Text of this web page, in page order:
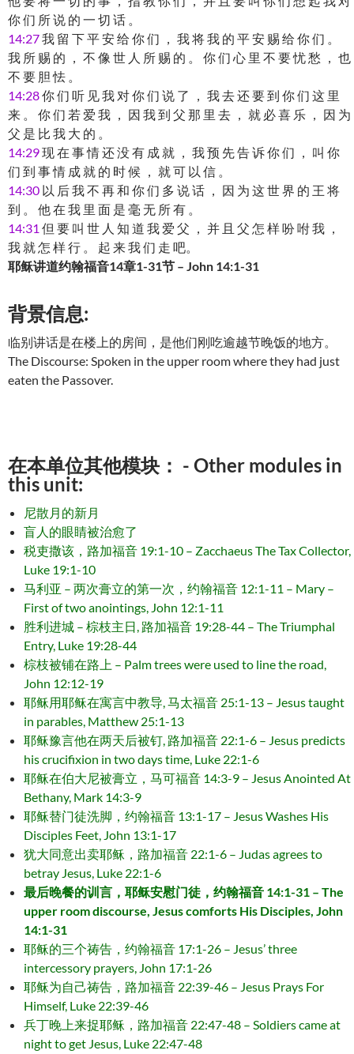
你 们 所 说 的 一 切 话 。
14:27我 留 下 平 安 给 你 们 ， 我 将 我 的 平 安 赐 给 你 们 。
我 所 赐 的 ， 不 像 世 人 所 赐 的 。 你 们 心 里 不 要 忧 愁 ， 也
不 要 胆 怯 。
14:28你 们 听 见 我 对 你 们 说 了 ， 我 去 还 要 到 你 们 这 里
来 。 你 们 若 爱 我 ， 因 我 到 父 那 里 去 ， 就 必 喜 乐 ， 因 为
父 是 比 我 大 的 。
14:29现 在 事 情 还 没 有 成 就 ， 我 预 先 告 诉 你 们 ， 叫 你
们 到 事 情 成 就 的 时 候 ， 就 可 以 信 。
14:30 以 后 我 不 再 和 你 们 多 说 话 ， 因 为 这 世 界 的 王 将
到 。 他 在 我 里 面 是 毫 无 所 有 。
14:31 但 要 叫 世 人 知 道 我 爱 父 ， 并 且 父 怎 样 吩 咐 我 ，
我 就 怎 样 行 。 起 来 我 们 走 吧。
耶稣讲道约翰福音14章1-31节 – John 14:1-31
背景信息:
临别讲话是在楼上的房间，是他们刚吃逾越节晚饭的地方。
The Discourse: Spoken in the upper room where they had just
eaten the Passover.
在本单位其他模块： - Other modules in
this unit:
尼散月的新月
盲人的眼睛被治愈了
税吏撒该，路加福音 19:1-10 – Zacchaeus The Tax Collector,
Luke 19:1-10
马利亚 – 两次膏立的第一次，约翰福音 12:1-11 – Mary –
First of two anointings, John 12:1-11
胜利进城 – 棕枝主日, 路加福音 19:28-44 – The Triumphal
Entry, Luke 19:28-44
棕枝被铺在路上 – Palm trees were used to line the road,
John 12:12-19
耶稣用耶稣在寓言中教导, 马太福音 25:1-13 – Jesus taught
in parables, Matthew 25:1-13
耶稣豫言他在两天后被钉, 路加福音 22:1-6 – Jesus predicts
his crucifixion in two days time, Luke 22:1-6
耶稣在伯大尼被膏立，马可福音 14:3-9 – Jesus Anointed At
Bethany, Mark 14:3-9
耶稣替门徒洗脚，约翰福音 13:1-17 – Jesus Washes His
Disciples Feet, John 13:1-17
犹大同意出卖耶稣，路加福音 22:1-6 – Judas agrees to
betray Jesus, Luke 22:1-6
最后晚餐的训言，耶稣安慰门徒，约翰福音 14:1-31 – The
upper room discourse, Jesus comforts His Disciples, John
14:1-31
耶稣的三个祷告，约翰福音 17:1-26 – Jesus’ three
intercessory prayers, John 17:1-26
耶稣为自己祷告，路加福音 22:39-46 – Jesus Prays For
Himself, Luke 22:39-46
兵丁晚上来捉耶稣，路加福音 22:47-48 – Soldiers came at
night to get Jesus, Luke 22:47-48